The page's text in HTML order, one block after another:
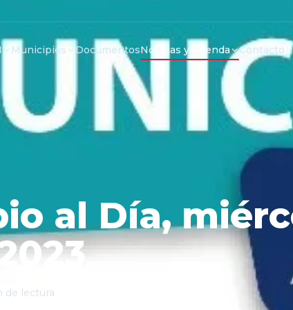
Municipios DocumentosNoticias y Agenda Contacto
al Día,
de lectura